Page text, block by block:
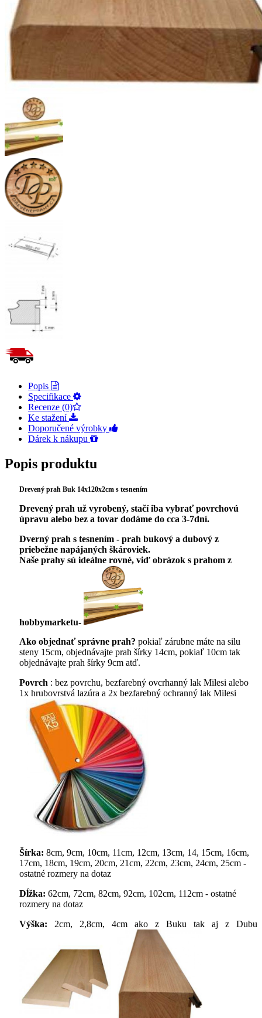
Popis
Specifikace
Recenze (0)
Ke stažení
Doporučené výrobky
Dárek k nákupu
Popis produktu
Drevený prah Buk 14x120x2cm s tesnením
Drevený prah už vyrobený, stačí iba vybrať povrchovú
úpravu alebo bez a tovar dodáme do cca 3-7dní.
Dverný prah s tesnením - prah bukový a dubový z
priebežne napájaných škároviek.
Naše prahy sú ideálne rovné, viď obrázok s prahom z
hobbymarketu-
Ako objednať správne prah? pokiaľ zárubne máte na silu
steny 15cm, objednávajte prah šírky 14cm, pokiaľ 10cm tak
objednávajte prah šírky 9cm atď.
Povrch : bez povrchu, bezfarebný ovcrhanný lak Milesi alebo
1x hrubovrstvá lazúra a 2x bezfarebný ochranný lak Milesi
Šírka: 8cm, 9cm, 10cm, 11cm, 12cm, 13cm, 14, 15cm, 16cm,
17cm, 18cm, 19cm, 20cm, 21cm, 22cm, 23cm, 24cm, 25cm -
ostatné rozmery na dotaz
Dĺžka: 62cm, 72cm, 82cm, 92cm, 102cm, 112cm - ostatné
rozmery na dotaz
Výška: 2cm, 2,8cm, 4cm ako z Buku tak aj z Dubu